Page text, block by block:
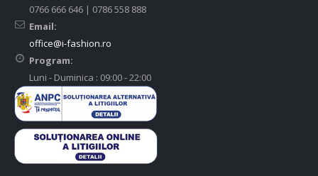
0766 666 646 | 0786 558 888
Email:
office@i-fashion.ro
Program:
Luni - Duminica : 09:00 - 22:00